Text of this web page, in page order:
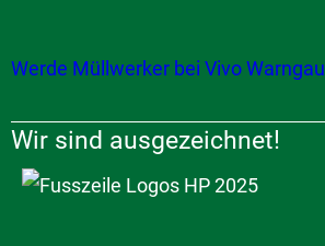
Werde Müllwerker bei Vivo Warngau
Wir sind ausgezeichnet!